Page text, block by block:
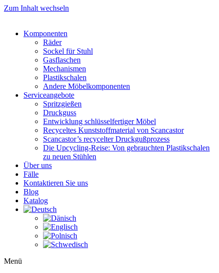
Zum Inhalt wechseln
Komponenten
Räder
Sockel für Stuhl
Gasflaschen
Mechanismen
Plastikschalen
Andere Möbelkomponenten
Serviceangebote
Spritzgießen
Druckguss
Entwicklung schlüsselfertiger Möbel
Recyceltes Kunststoffmaterial von Scancastor
Scancastor’s recycelter Druckgußprozess
Die Upcycling-Reise: Von gebrauchten Plastikschalen
zu neuen Stühlen
Über uns
Fälle
Kontaktieren Sie uns
Blog
Katalog
Menü